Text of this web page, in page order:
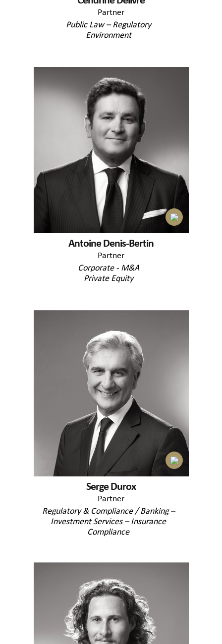
Partner
Public Law – Regulatory
Environment
Antoine Denis-Bertin
Partner
Corporate - M&A
Private Equity
Serge Durox
Partner
Regulatory & Compliance / Banking –
Investment Services – Insurance
Compliance